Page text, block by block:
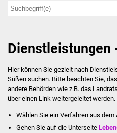
Dienstleistungen
Hier können Sie gezielt nach
Süßen suchen. Bitte beachten Sie,
andere Behörden wie z.B. das
über einen Link weitergeleitet werden.
Wählen Sie ein Verfahren aus dem
Gehen Sie auf die Unterseite